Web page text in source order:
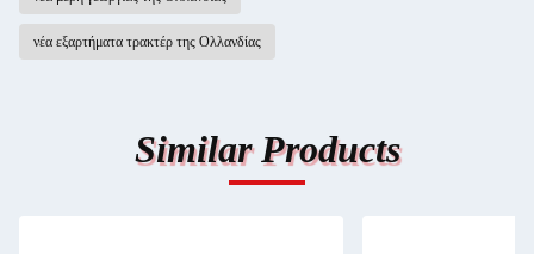
νέα εξαρτήματα τρακτέρ της Ολλανδίας
Similar Products